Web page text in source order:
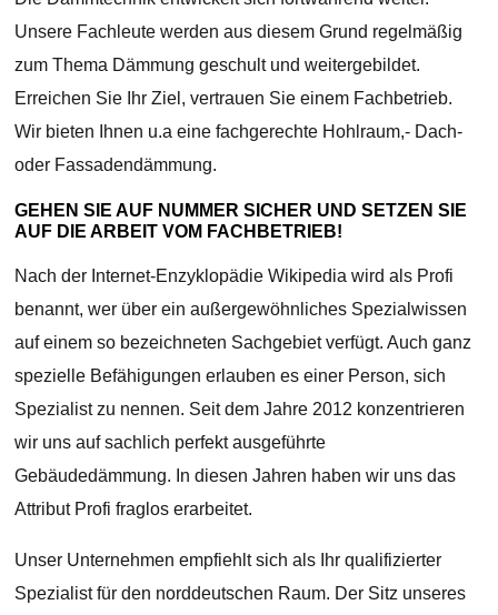
Unsere Fachleute werden aus diesem Grund regelmäßig
zum Thema Dämmung geschult und weitergebildet.
Erreichen Sie Ihr Ziel, vertrauen Sie einem Fachbetrieb.
Wir bieten Ihnen u.a eine fachgerechte Hohlraum,- Dach-
oder Fassadendämmung.
GEHEN SIE AUF NUMMER SICHER UND SETZEN SIE
AUF DIE ARBEIT VOM FACHBETRIEB!
Nach der Internet-Enzyklopädie Wikipedia wird als Profi
benannt, wer über ein außergewöhnliches Spezialwissen
auf einem so bezeichneten Sachgebiet verfügt. Auch ganz
spezielle Befähigungen erlauben es einer Person, sich
Spezialist zu nennen. Seit dem Jahre 2012 konzentrieren
wir uns auf sachlich perfekt ausgeführte
Gebäudedämmung. In diesen Jahren haben wir uns das
Attribut Profi fraglos erarbeitet.
Unser Unternehmen empfiehlt sich als Ihr qualifizierter
Spezialist für den norddeutschen Raum. Der Sitz unseres